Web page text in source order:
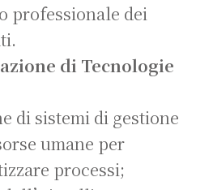
professionale dei
di Tecnologie
di sistemi di gestione
umane per
processi;